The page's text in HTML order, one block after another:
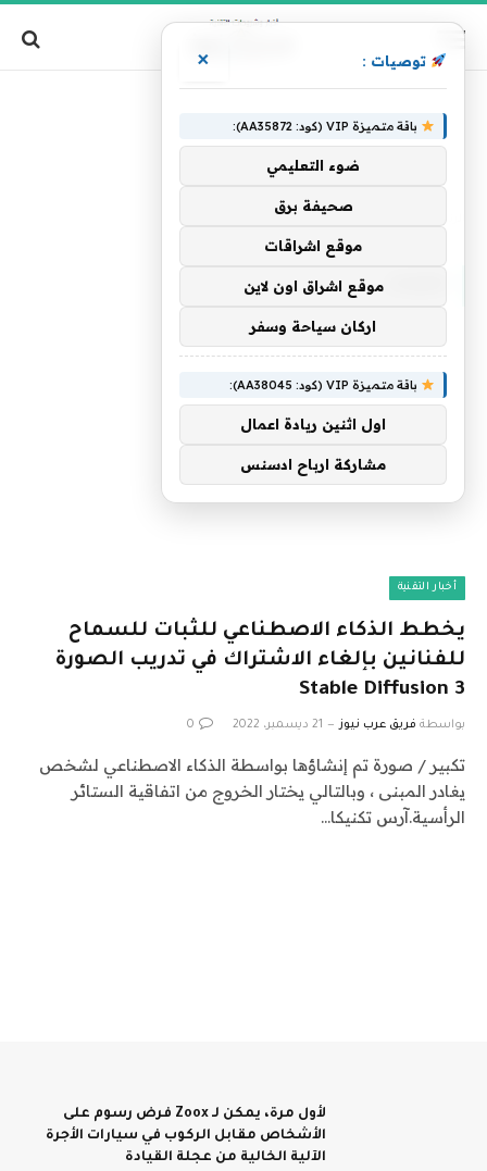
أخبار التقنية
يخطط الذكاء الاصطناعي للثبات للسماح
للفنانين بإلغاء الاشتراك في تدريب الصورة
Stable Diffusion 3
بواسطة فريق عرب نيوز 21 ديسمبر، 2022 0
تكبير / صورة تم إنشاؤها بواسطة الذكاء الاصطناعي لشخص
يغادر المبنى ، وبالتالي يختار الخروج من اتفاقية الستائر
الرأسية.آرس تكنيكا…
لأول مرة، يمكن لـ Zoox فرض رسوم على
الأشخاص مقابل الركوب في سيارات الأجرة
الآلية الخالية من عجلة القيادة
توصيات : ×
باقة متميزة VIP (كود: AA35872):
ضوء التعليمي
صحيفة برق
موقع اشراقات
موقع اشراق اون لاين
اركان سياحة وسفر
باقة متميزة VIP (كود: AA38045):
اول اثنين ريادة اعمال
مشاركة ارباح ادسنس